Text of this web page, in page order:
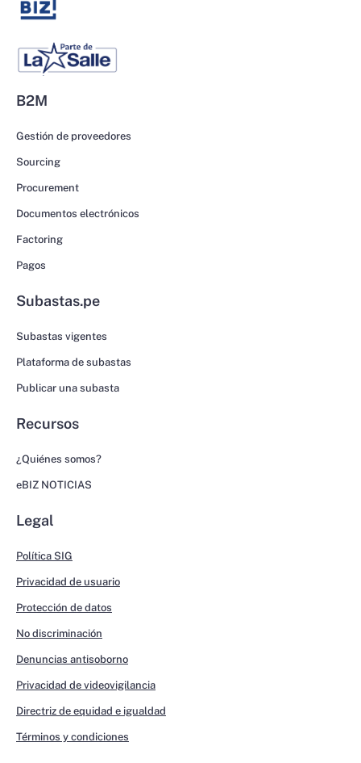
B2M
Gestión de proveedores
Sourcing
Procurement
Documentos electrónicos
Factoring
Pagos
Subastas.pe
Subastas vigentes
Plataforma de subastas
Publicar una subasta
Recursos
¿Quiénes somos?
eBIZ NOTICIAS
Legal
Política SIG
Privacidad de usuario
Protección de datos
No discriminación
Denuncias antisoborno
Privacidad de videovigilancia
Directriz de equidad e igualdad
Términos y condiciones